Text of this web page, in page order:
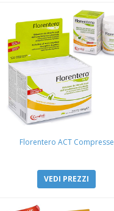
Florentero ACT Compresse
VEDI PREZZI